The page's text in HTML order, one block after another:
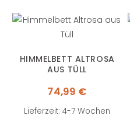
HIMMELBETT ALTROSA
AUS TÜLL
74,99 €
Lieferzeit: 4-7 Wochen